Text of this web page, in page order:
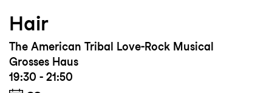
Hair
The American Tribal Love-Rock Musical
Grosses Haus
19:30 - 21:50